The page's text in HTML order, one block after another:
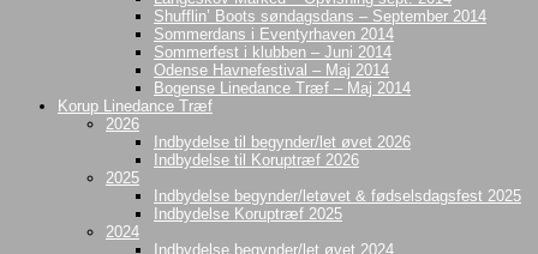
Shufflin’ Boots søndagsdans – September 2014
Sommerdans i Eventyrhaven 2014
Sommerfest i klubben – Juni 2014
Odense Havnefestival – Maj 2014
Bogense Linedance Træf – Maj 2014
Korup Linedance Træf
2026
Indbydelse til begynder/let øvet 2026
Indbydelse til Koruptræf 2026
2025
Indbydelse begynder/letøvet & fødselsdagsfest 2025
Indbydelse Koruptræf 2025
2024
Indbydelse begynder/let øvet 2024